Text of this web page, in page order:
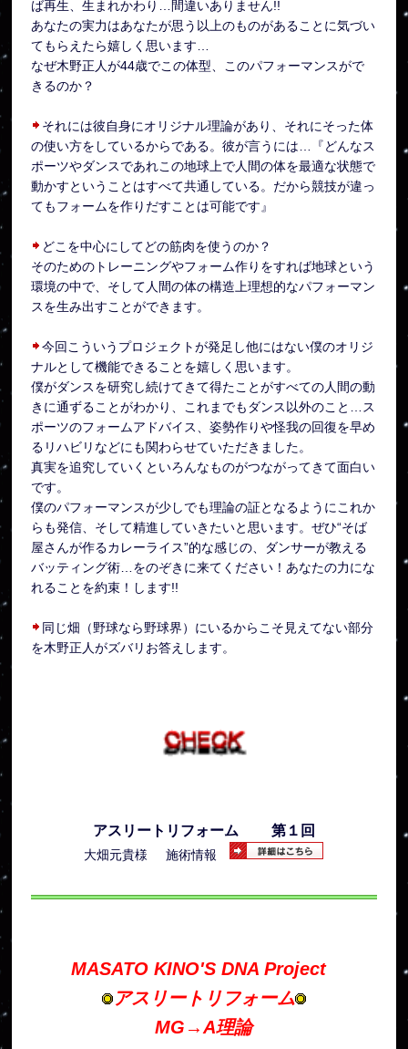
ば再生、生まれかわり…間違いありません!!
あなたの実力はあなたが思う以上のものがあることに気づい
てもらえたら嬉しく思います…
なぜ木野正人が44歳でこの体型、このパフォーマンスがで
きるのか？
それには彼自身にオリジナル理論があり、それにそった体
の使い方をしているからである。彼が言うには…『どんなス
ポーツやダンスであれこの地球上で人間の体を最適な状態で
動かすということはすべて共通している。だから競技が違っ
てもフォームを作りだすことは可能です』
どこを中心にしてどの筋肉を使うのか？
そのためのトレーニングやフォーム作りをすれば地球という
環境の中で、そして人間の体の構造上理想的なパフォーマン
スを生み出すことができます。
今回こういうプロジェクトが発足し他にはない僕のオリジ
ナルとして機能できることを嬉しく思います。
僕がダンスを研究し続けてきて得たことがすべての人間の動
きに通ずることがわかり、これまでもダンス以外のこと…ス
ポーツのフォームアドバイス、姿勢作りや怪我の回復を早め
るリハビリなどにも関わらせていただきました。
真実を追究していくといろんなものがつながってきて面白い
です。
僕のパフォーマンスが少しでも理論の証となるようにこれか
らも発信、そして精進していきたいと思います。ぜひ“そば
屋さんが作るカレーライス”的な感じの、ダンサーが教える
バッティング術…をのぞきに来てください！あなたの力にな
れることを約束！します!!
同じ畑（野球なら野球界）にいるからこそ見えてない部分
を木野正人がズバリお答えします。
アスリートリフォーム 第１回
大畑元貴様 施術情報
MASATO KINO'S DNA Project
アスリートリフォーム
MG→A理論